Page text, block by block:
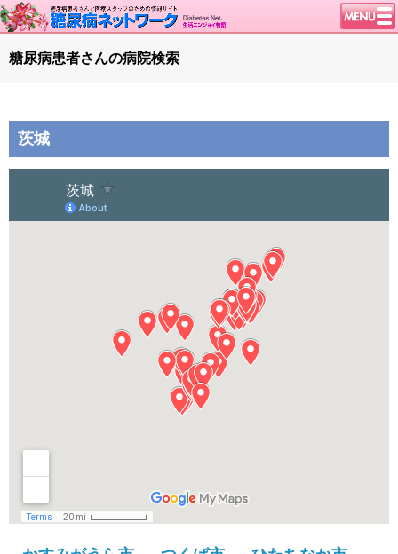
トップページ
談話室BBS
糖尿病のきほん
特集・連載
腎臓の健康道
特集・連載 一覧へ
糖尿病患者さんの病院検索
茨城